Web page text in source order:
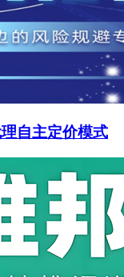
自主定价模式